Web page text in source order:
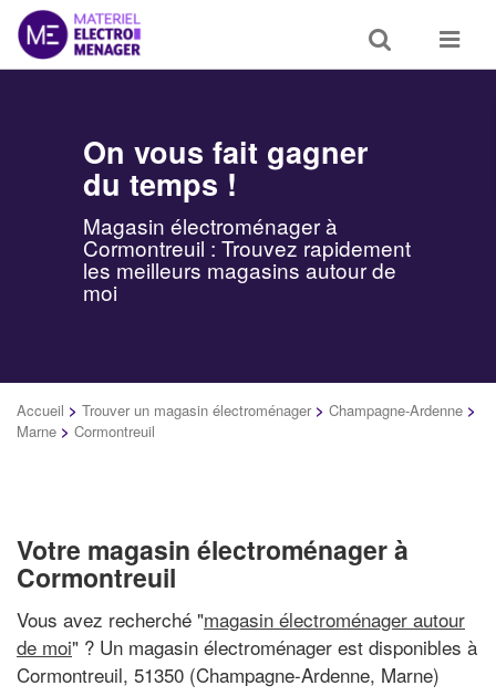
Toggle
search
Toggle
On vous fait gagner
du temps !
Magasin électroménager à
Cormontreuil : Trouvez rapidement
les meilleurs magasins autour de
moi
Accueil > Trouver un magasin électroménager > Champagne-Ardenne >
Marne > Cormontreuil
Votre magasin électroménager à
Cormontreuil
Vous avez recherché "magasin électroménager autour
de moi" ? Un magasin électroménager est disponibles à
Cormontreuil, 51350 (Champagne-Ardenne, Marne)